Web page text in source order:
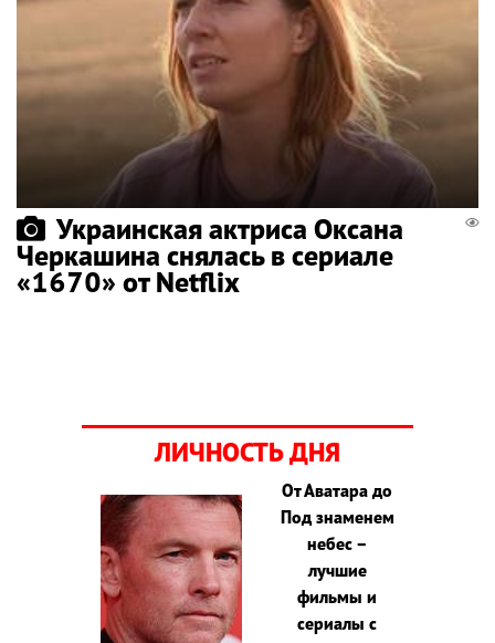
Украинская актриса Оксана
Черкашина снялась в сериале
«1670» от Netflix
ЛИЧНОСТЬ ДНЯ
От Аватара до
Под знаменем
небес –
лучшие
фильмы и
сериалы с